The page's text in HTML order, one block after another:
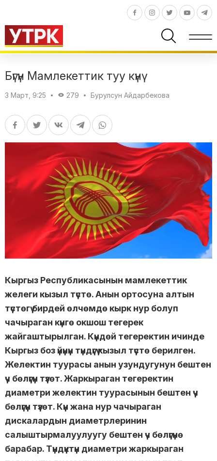
Бүгүн Мамлекеттик туу күнү
3 Март, 9:25 279 Бурулсун Айдарбекова
Кыргыз Республикасынын мамлекеттик
желеги кызыл түстө. Анын ортосуна алтын
түстөгү бирдей өлчөмдө кырк нур болуп
чачыраган күнгө окшош тегерек
жайгаштырылган. Күндөй тегеректин ичинде
Кыргыз боз үйүнүн түндүгү кызыл түстө берилген.
Желектин туурасы анын узундугунун бештен
үч бөлүгүн түзөт. Жаркыраган тегеректин
диаметри желектин туурасынын бештен үч
бөлүгүн түзөт. Күн жана нур чачыраган
дискалардын диаметрлеринин
салыштырмалуулуугу бештен үч бөлүгүнө
барабар. Түндүктүн диаметри жаркыраган